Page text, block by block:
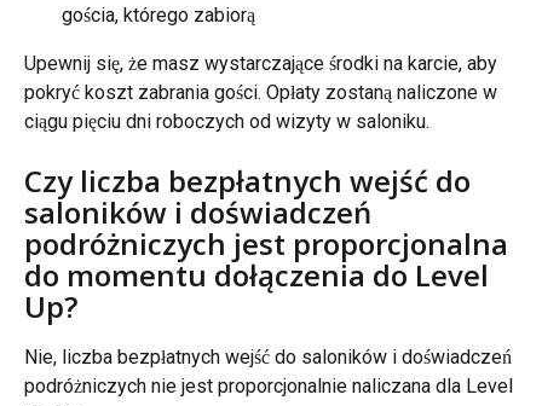
gościa, którego zabiorą
Upewnij się, że masz wystarczające środki na karcie, aby
pokryć koszt zabrania gości. Opłaty zostaną naliczone w
ciągu pięciu dni roboczych od wizyty w saloniku.
Czy liczba bezpłatnych wejść do
saloników i doświadczeń
podróżniczych jest proporcjonalna
do momentu dołączenia do Level
Up?
Nie, liczba bezpłatnych wejść do saloników i doświadczeń
podróżniczych nie jest proporcjonalnie naliczana dla Level